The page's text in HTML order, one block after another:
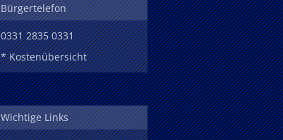
Bürgertelefon
0331 2835 0331
* Kostenübersicht
Wichtige Links